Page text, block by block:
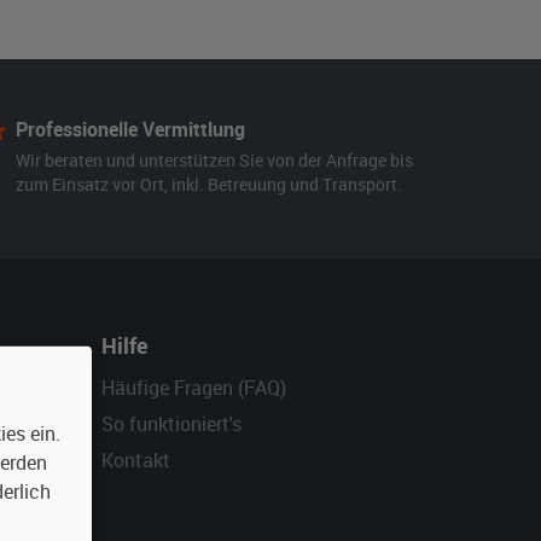
Professionelle Vermittlung
Wir beraten und unterstützen Sie von der Anfrage bis
zum Einsatz vor Ort, inkl. Betreuung und Transport.
Hilfe
Häufige Fragen (FAQ)
So funktioniert's
Kontakt
ein.